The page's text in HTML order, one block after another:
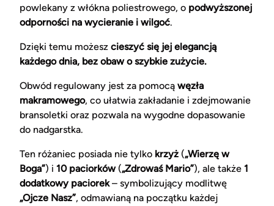
powlekany z włókna poliestrowego, o podwyższonej
odporności na wycieranie i wilgoć.
Dzięki temu możesz cieszyć się jej elegancją
każdego dnia, bez obaw o szybkie zużycie.
Obwód regulowany jest za pomocą węzła
makramowego, co ułatwia zakładanie i zdejmowanie
bransoletki oraz pozwala na wygodne dopasowanie
do nadgarstka.
Ten różaniec posiada nie tylko krzyż („Wierzę w
Boga”) i 10 paciorków(„Zdrowaś Mario”), ale także 1
dodatkowy paciorek– symbolizujący modlitwę
„Ojcze Nasz”, odmawianą na początku każdej